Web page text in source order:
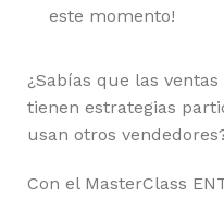
este momento!
¿Sabías que las
tienen estrategias
usan otros
Con el MasterClass